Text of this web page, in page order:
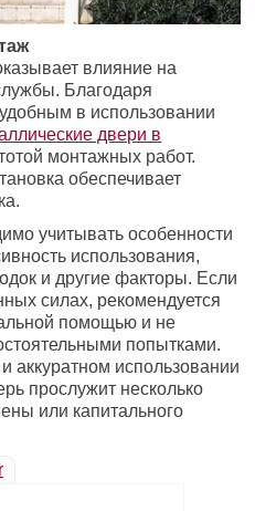
влияние на
Благодаря
в использовании
двери в
монтажных работ.
обеспечивает
учитывать особенности
использования,
и другие факторы. Если
силах, рекомендуется
помощью и не
попытками.
аккуратном использовании
прослужит несколько
или капитального